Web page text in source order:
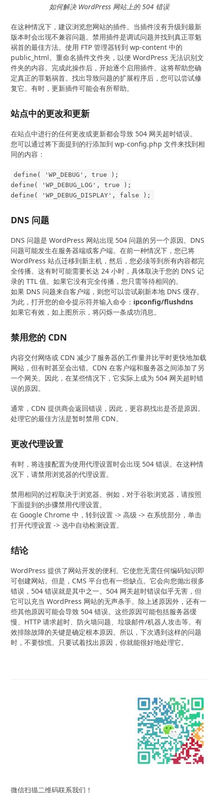
如何解决 WordPress 网站上的 504 错误
在这种情况下，建议浏览您网站的插件。当插件没有升级到最新
版本时会出现不兼容问题。禁用插件是调试问题并找到真正罪魁
祸首的最佳方法。使用 FTP 管理器转到 wp-content 中的
public_html。重命名插件文件夹，以便 WordPress 无法识别文
件夹的内容。完成此操作后，开始逐个启用插件。这将帮助您确
定真正的罪魁祸首。找出导致问题的扩展程序后，您可以尝试修
复它。有时，更新插件可能会有所帮助。
站点中的更改和更新
在站点中进行的任何更改或更新都会导致 504 网关超时错误。
您可以通过将下面提到的行添加到 wp-config.php 文件来找到相
同的内容：
define( 'WP_DEBUG', true );
define( 'WP_DEBUG_LOG', true );
define( 'WP_DEBUG_DISPLAY', false );
DNS 问题
DNS 问题是 WordPress 网站出现 504 问题的另一个原因。DNS
问题可能发生在服务器端或客户端。在前一种情况下，您已将
WordPress 站点迁移到新主机，然后，您必须等到所有内容都完
全传播。这有时可能需要长达 24 小时，具体取决于您的 DNS 记
录的 TTL 值。如果它没有完全传播，您只需等待相同的。
如果 DNS 问题来自客户端，则您可以尝试刷新本地 DNS 缓存。
为此，打开您的命令提示符并输入命令： ipconfig/flushdns
如果它有效，如上图所示，将闪烁一条成功消息。
禁用您的 CDN
内容交付网络或 CDN 减少了服务器的工作量并比平时更快地加载
网站，但有时甚至会出错。CDN 在客户端和服务器之间添加了另
一个网关。因此，在某些情况下，它实际上成为 504 网关超时错
误的原因。
通常，CDN 提供商会返回错误，因此，更容易找出是否是原因。
处理它的最佳方法是暂时禁用 CDN。
更改代理设置
有时，将连接配置为使用代理设置时会出现 504 错误。在这种情
况下，请禁用浏览器的代理设置。
禁用相同的过程取决于浏览器。例如，对于谷歌浏览器，请按照
下面提到的步骤禁用代理设置。
在 Google Chrome 中，转到设置 -> 高级 -> 在系统部分，单击
打开代理设置 -> 选中自动检测设置。
结论
WordPress 提供了网站开发的便利。它使您无需任何编码知识即
可创建网站。但是，CMS 平台也有一些缺点。它会向您抛出很多
错误，504 错误就是其中之一。504 网关超时错误似乎无害，但
它可以充当 WordPress 网站的无声杀手。除上述原因外，还有一
些其他原因可能会导致 504 错误。这些原因可能包括服务器缓
慢、HTTP 请求超时、防火墙问题、垃圾邮件/机器人攻击等。有
效排除故障的关键是确定根本原因。所以，下次遇到这样的问题
时，不要惊慌。只要试着找出原因，你就能很好地处理它。
微信扫描二维码联系我们！